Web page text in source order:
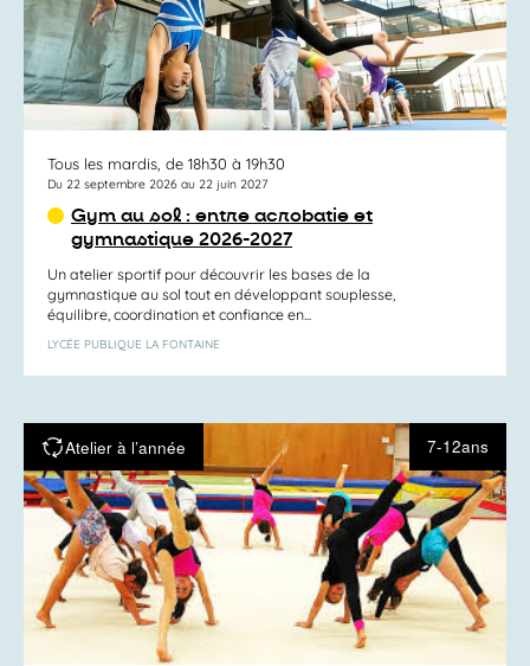
Tous les mardis, de 18h30 à 19h30
Du 22 septembre 2026 au 22 juin 2027
Gym au sol : entre acrobatie et
gymnastique 2026-2027
Un atelier sportif pour découvrir les bases de la
gymnastique au sol tout en développant souplesse,
équilibre, coordination et confiance en...
LYCÉE PUBLIQUE LA FONTAINE
Atelier à l’année 7-12ans